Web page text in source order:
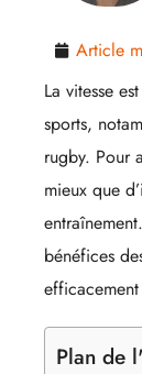
Article
La vitesse
sports,
rugby. Pour
mieux que
bénéfices
Plan de